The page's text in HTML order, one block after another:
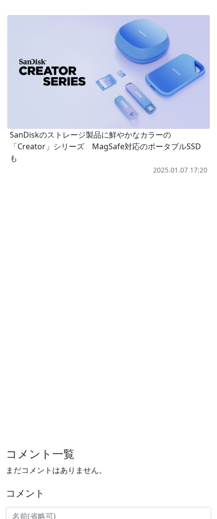
SanDiskのストレージ製品に鮮やかなカラーの
「Creator」シリーズ MagSafe対応のポータブルSSD
も
2025.01.07 17:20
コメント一覧
まだコメントはありません。
コメント